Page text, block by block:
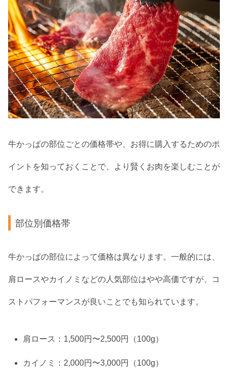
牛かっぱの部位ごとの価格帯や、お得に購入するためのポ
イントを知っておくことで、より賢くお肉を楽しむことが
できます。
部位別価格帯
牛かっぱの部位によって価格は異なります。一般的には、
肩ロースやカイノミなどの人気部位はやや高価ですが、コ
ストパフォーマンスが良いことでも知られています。
肩ロース：1,500円〜2,500円（100g）
カイノミ：2,000円〜3,000円（100g）